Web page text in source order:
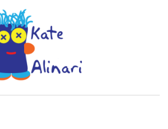
di uncinetto, entusiasmo,
I Balocchi del Tipo
e tanto divertimento!